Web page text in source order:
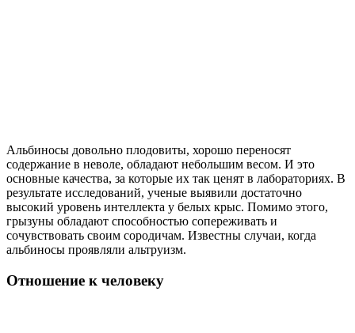
Альбиносы довольно плодовиты, хорошо переносят
содержание в неволе, обладают небольшим весом. И это
основные качества, за которые их так ценят в лабораториях. В
результате исследований, ученые выявили достаточно
высокий уровень интеллекта у белых крыс. Помимо этого,
грызуны обладают способностью сопереживать и
сочувствовать своим сородичам. Известны случаи, когда
альбиносы проявляли альтруизм.
Отношение к человеку